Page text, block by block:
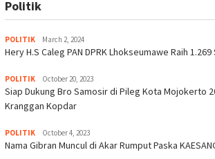
Politik
POLITIK March 2, 2024
Hery H.S Caleg PAN DPRK Lhokseumawe Raih 1.269
POLITIK October 20, 2023
Siap Dukung Bro Samosir di Pileg Kota Mojokerto
Kranggan Kopdar
POLITIK October 4, 2023
Nama Gibran Muncul di Akar Rumput Paska